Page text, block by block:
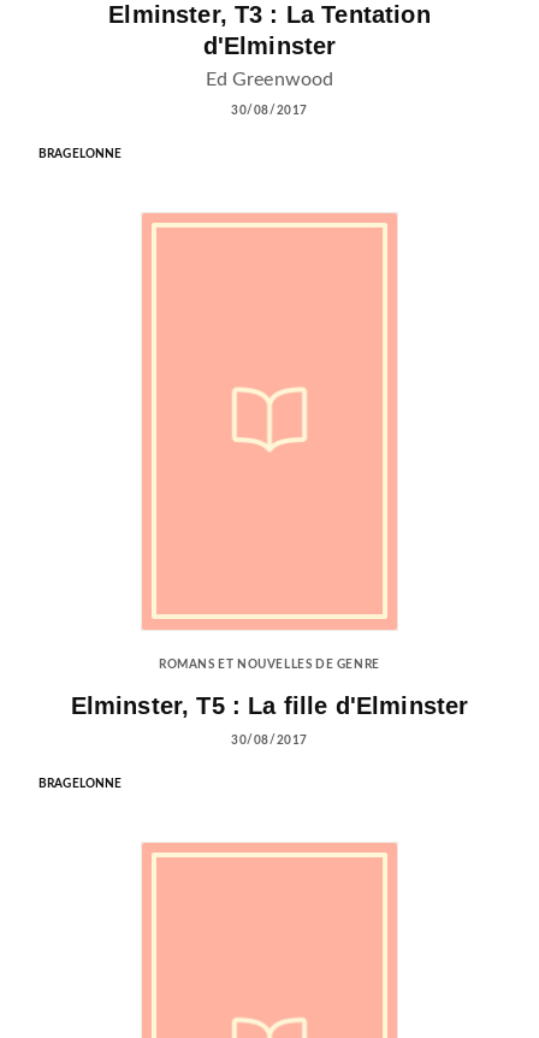
Elminster, T3 : La Tentation
d'Elminster
Ed Greenwood
30/08/2017
BRAGELONNE
ROMANS ET NOUVELLES DE GENRE
Elminster, T5 : La fille d'Elminster
30/08/2017
BRAGELONNE